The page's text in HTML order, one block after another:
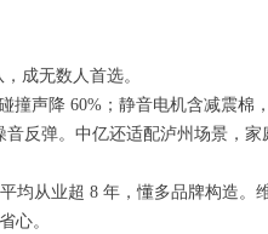
成无数人首选。
声降 60%；静音电机含减震棉
反弹。中亿还适配泸州场景，
从业超 8 年，懂多品牌构造
心。